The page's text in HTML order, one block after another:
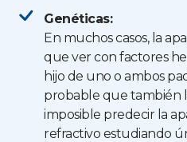
Genéticas:
En muchos casos, la
que ver con factores
hijo de uno o ambos
probable que también
imposible predecir la
refractivo estudiando